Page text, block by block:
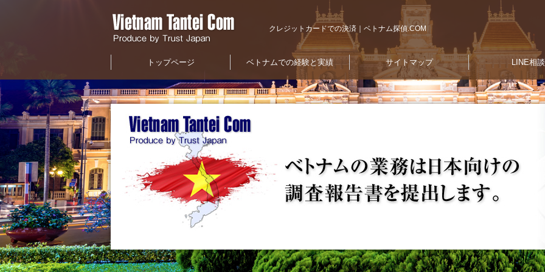
クレジットカードでの決済｜ベトナム探偵.COM
トップページ ベトナムでの経験と実績 サイトマップ LINE相談